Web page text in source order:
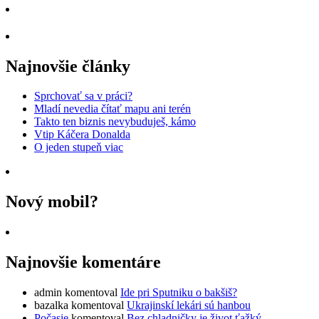
Najnovšie články
Sprchovať sa v práci?
Mladí nevedia čítať mapu ani terén
Takto ten biznis nevybuduješ, kámo
Vtip Káčera Donalda
O jeden stupeň viac
Nový mobil?
Najnovšie komentáre
admin komentoval Ide pri Sputniku o bakšiš?
bazalka komentoval Ukrajinskí lekári sú hanbou